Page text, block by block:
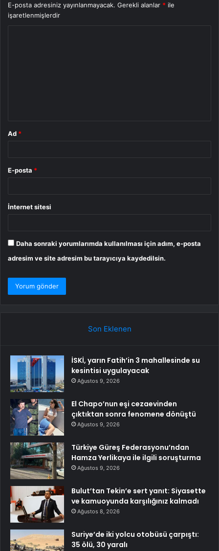
E-posta adresiniz yayınlanmayacak. Gerekli alanlar * ile
işaretlenmişlerdir
Ad *
E-posta *
İnternet sitesi
Daha sonraki yorumlarımda kullanılması için adım, e-posta
adresim ve site adresim bu tarayıcıya kaydedilsin.
Son Eklenen
İSKİ, yarın Fatih’in 3 mahallesinde su
kesintisi uygulayacak
Ağustos 9, 2026
El Chapo’nun eşi cezaevinden
çıktıktan sonra fenomene dönüştü
Ağustos 9, 2026
Türkiye Güreş Federasyonu’ndan
Hamza Yerlikaya ile ilgili soruşturma
Ağustos 9, 2026
Bulut’tan Tekin’e sert yanıt: Siyasette
ve kamuoyunda karşılığınız kalmadı
Ağustos 8, 2026
Suriye’de iki yolcu otobüsü çarpıştı:
35 ölü, 30 yaralı